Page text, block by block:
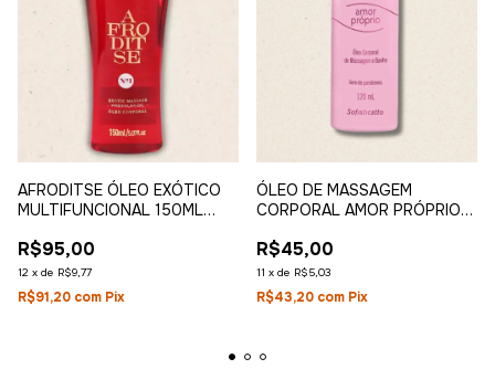
AFRODITSE ÓLEO EXÓTICO
MULTIFUNCIONAL 150ML
R$95,00
12 x de R$9,77
R$91,20 com Pix
ÓLEO DE MASSAGEM
CORPORAL AMOR PRÓPRIO
R$45,00
11 x de R$5,03
R$43,20 com Pix